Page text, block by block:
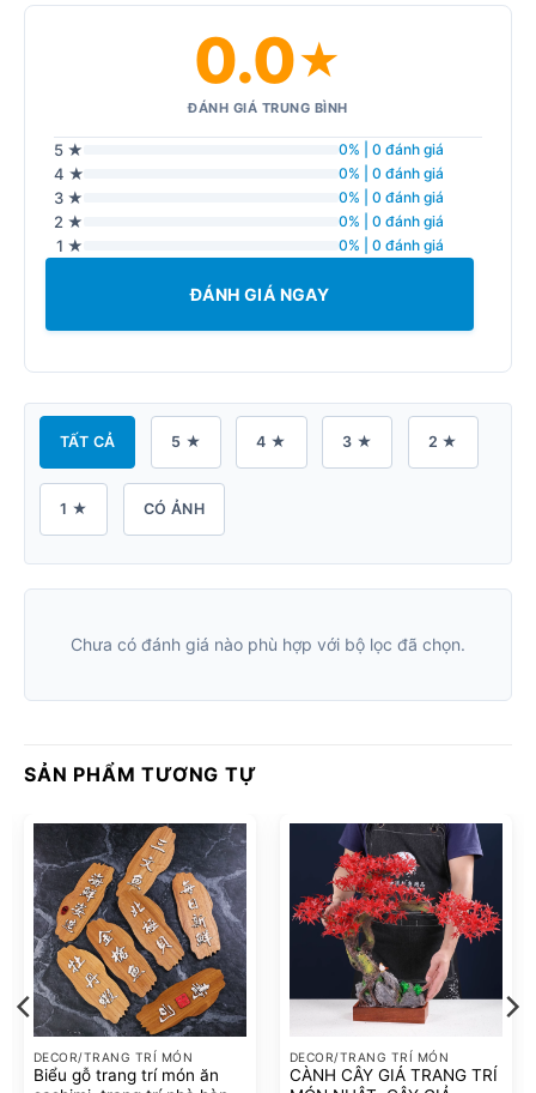
0.0★
ĐÁNH GIÁ TRUNG BÌNH
5 ★ 0% | 0 đánh giá
4 ★ 0% | 0 đánh giá
3 ★ 0% | 0 đánh giá
2 ★ 0% | 0 đánh giá
1 ★ 0% | 0 đánh giá
ĐÁNH GIÁ NGAY
TẤT CẢ 5 ★ 4 ★ 3 ★ 2 ★
1 ★ CÓ ẢNH
Chưa có đánh giá nào phù hợp với bộ lọc đã chọn.
SẢN PHẨM TƯƠNG TỰ
DECOR/TRANG TRÍ MÓN
Biểu gỗ trang trí món ăn
DECOR/TRANG TRÍ MÓN
CÀNH CÂY GIẢ TRANG TRÍ